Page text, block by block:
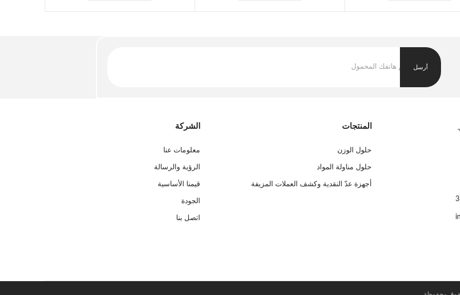
أرسل
المنتجات
حلول الوزن
حلول مناولة المواد
أجهزة عدّ النقدية وكشف العملات المزيفة
الشركة
معلومات عنا
الرؤية والرسالة
قيمنا الأساسية
الجودة
اتصل بنا